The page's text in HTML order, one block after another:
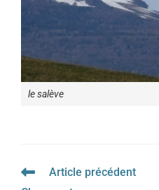
le salève
Read
Article précédent